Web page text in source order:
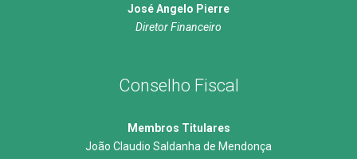
José Angelo Pierre
Diretor Financeiro
Conselho Fiscal
Membros Titulares
João Claudio Saldanha de Mendonça